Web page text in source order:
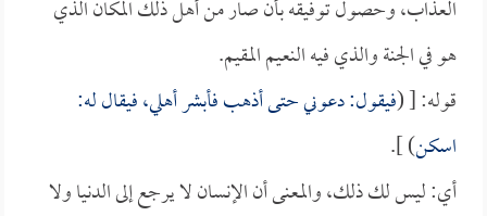
العذاب، وحصول توفيقه بأن صار من أهل ذلك المكان الذي
هو في الجنة والذي فيه النعيم المقيم.
قوله: [ (فيقول: دعوني حتى أذهب فأبشر أهلي، فيقال له:
اسكن) ].
أي: ليس لك ذلك، والمعنى أن الإنسان لا يرجع إلى الدنيا ولا